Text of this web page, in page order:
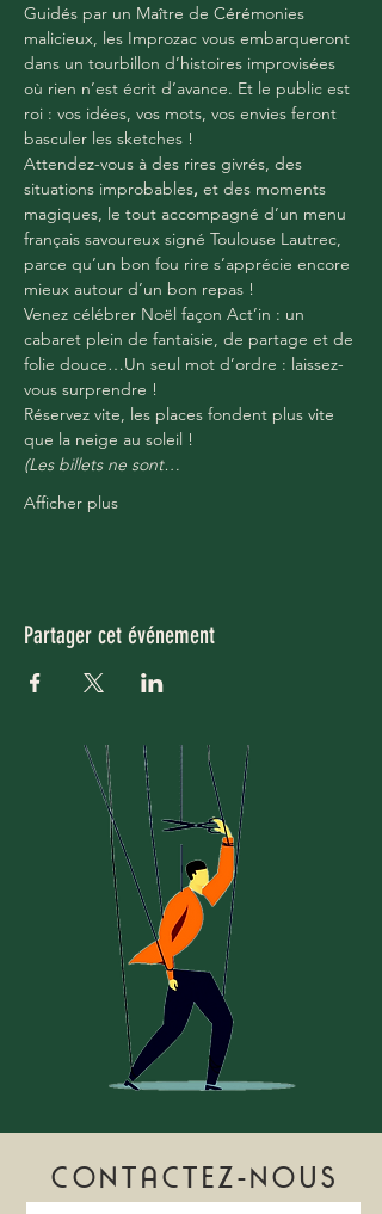
Guidés par un Maître de Cérémonies
malicieux, les Improzac vous embarqueront
dans un tourbillon d’histoires improvisées
où rien n’est écrit d’avance. Et le public est
roi : vos idées, vos mots, vos envies feront
basculer les sketches !
Attendez-vous à des rires givrés, des
situations improbables, et des moments
magiques, le tout accompagné d’un menu
français savoureux signé Toulouse Lautrec,
parce qu’un bon fou rire s’apprécie encore
mieux autour d’un bon repas !
Venez célébrer Noël façon Act’in : un
cabaret plein de fantaisie, de partage et de
folie douce…Un seul mot d’ordre : laissez-
vous surprendre !
Réservez vite, les places fondent plus vite
que la neige au soleil !
(Les billets ne sont…
Afficher plus
Partager cet événement
CONTACTEZ-NOUS